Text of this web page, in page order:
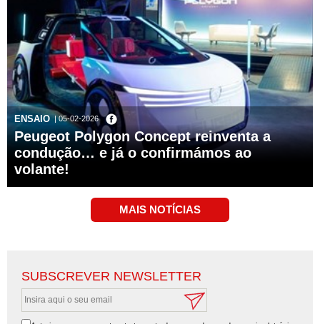
ENSAIO | 05-02-2026
Peugeot Polygon Concept reinventa a
condução… e já o confirmámos ao
volante!
SUBSCREVER NEWSLETTER